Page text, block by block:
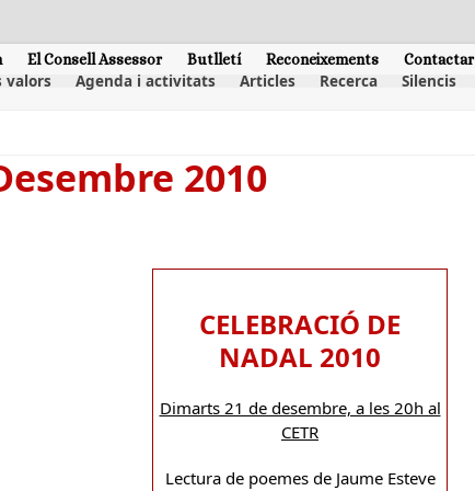
El Consell Assessor Butlletí Reconeixements Contactar
valors Agenda i activitats Articles Recerca Silencis
2010
CELEBRACIÓ DE
NADAL 2010
Dimarts 21 de desembre, a les 20h al
CETR
Lectura de poemes de Jaume Esteve